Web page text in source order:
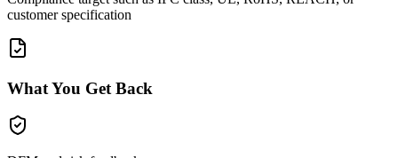
customer specification
What You Get Back